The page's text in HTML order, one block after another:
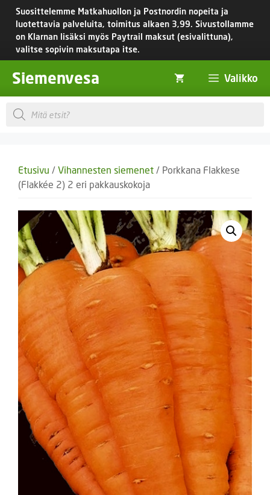
Siirry
sisältöön
Suosittelemme Matkahuollon ja Postnordin nopeita ja
luotettavia palveluita, toimitus alkaen 3,99. Sivustollamme
on Klarnan lisäksi myös Paytrail maksut (esivalittuna),
valitse sopivin maksutapa itse.
Siemenvesa Valikko
Products
search
Etusivu / Vihannesten siemenet / Porkkana Flakkese
(Flakkée 2) 2 eri pakkauskokoja